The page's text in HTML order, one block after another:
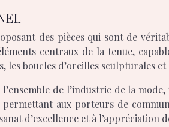
des pièces qui sont de
centraux de la tenue,
les boucles d’oreilles sculpturales
l’ensemble de l’industrie de la
permettant aux porteurs de
d’excellence et à